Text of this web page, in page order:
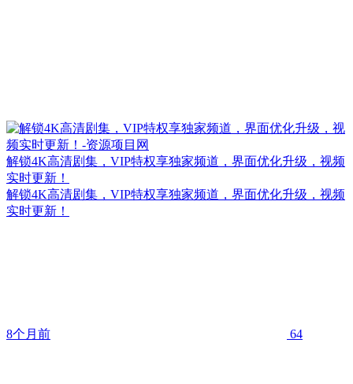
解锁4K高清剧集，VIP特权享独家频道，界面优化升级，视频
实时更新！
解锁4K高清剧集，VIP特权享独家频道，界面优化升级，视频
实时更新！
8个月前 64